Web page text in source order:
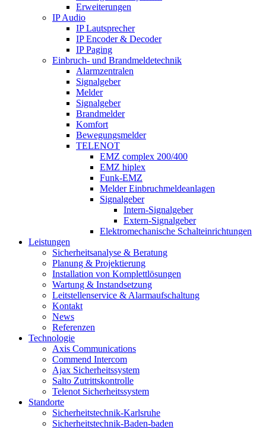
Erweiterungen
IP Audio
IP Lautsprecher
IP Encoder & Decoder
IP Paging
Einbruch- und Brandmeldetechnik
Alarmzentralen
Signalgeber
Melder
Signalgeber
Brandmelder
Komfort
Bewegungsmelder
TELENOT
EMZ complex 200/400
EMZ hiplex
Funk-EMZ
Melder Einbruchmeldeanlagen
Signalgeber
Intern-Signalgeber
Extern-Signalgeber
Elektromechanische Schalteinrichtungen
Leistungen
Sicherheitsanalyse & Beratung
Planung & Projektierung​
Installation von Komplettlösungen
Wartung & Instandsetzung
Leitstellenservice & Alarmaufschaltung
Kontakt
News
Referenzen
Technologie
Axis Communications
Commend Intercom
Ajax Sicherheitssystem​
Salto Zutrittskontrolle
Telenot Sicherheitssystem
Standorte
Sicherheitstechnik-Karlsruhe
Sicherheitstechnik-Baden-baden